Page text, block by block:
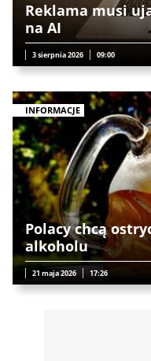
Reklama musi
na AI
3 sierpnia 2026 09:00
INFORMACJE
Polacy chcą
alkoholu
21 maja 2026 17:26